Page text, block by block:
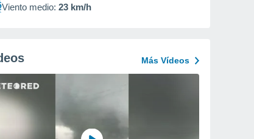
Viento medio: 23 km/h
Más Vídeos